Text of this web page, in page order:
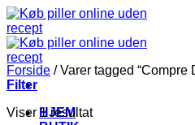
Fortsæt
til
indhold
HJEM
Forside /Varer tagged “Compre
Filter
Viser 1 resultat